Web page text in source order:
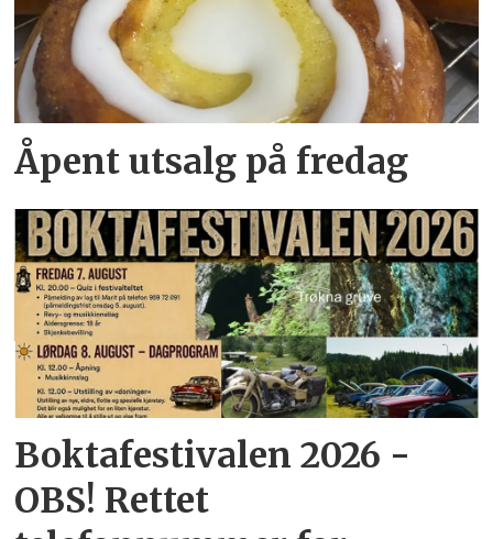
Åpent utsalg på fredag
Boktafestivalen 2026 -
OBS! Rettet